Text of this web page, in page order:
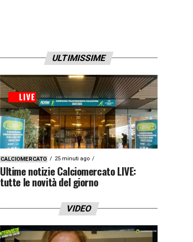
ULTIMISSIME
CALCIOMERCATO 25 minuti ago
Ultime notizie Calciomercato LIVE:
tutte le novità del giorno
VIDEO